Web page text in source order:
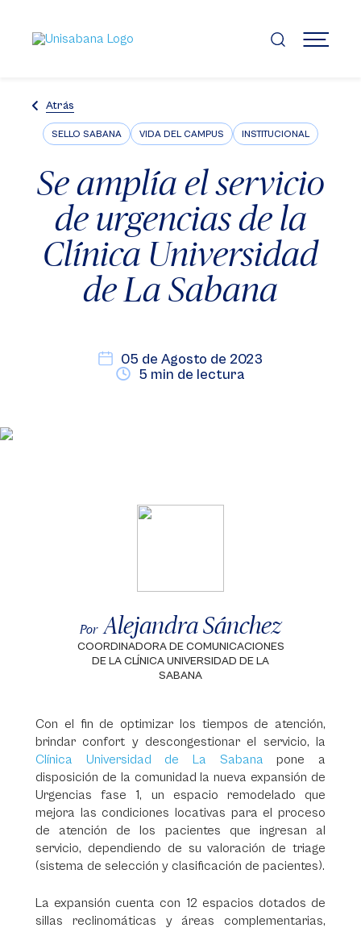
contenido
principal
MENÚ
Atrás
SELLO SABANA VIDA DEL CAMPUS INSTITUCIONAL
Se amplía el servicio
de urgencias de la
Clínica Universidad
de La Sabana
05 de Agosto de 2023
5 min de lectura
Por Alejandra Sánchez
COORDINADORA DE COMUNICACIONES
DE LA CLÍNICA UNIVERSIDAD DE LA
SABANA
Con el fin de optimizar los tiempos de atención,
brindar confort y descongestionar el servicio, la
Clínica Universidad de La Sabana pone a
disposición de la comunidad la nueva expansión de
Urgencias fase 1, un espacio remodelado que
mejora las condiciones locativas para el proceso
de atención de los pacientes que ingresan al
servicio, dependiendo de su valoración de triage
(sistema de selección y clasificación de pacientes).
La expansión cuenta con 12 espacios dotados de
sillas reclinomáticas y áreas complementarias,